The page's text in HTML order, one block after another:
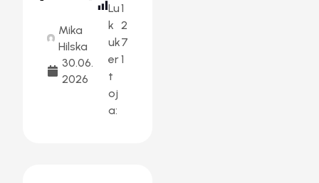
Mika
Hilska
30.06.
2026
Lu
k
uk
er
t
oj
a:
1
2
7
1